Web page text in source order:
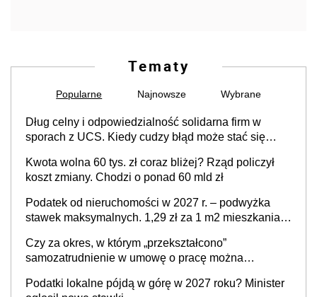
Tematy
Popularne Najnowsze Wybrane
Dług celny i odpowiedzialność solidarna firm w
sporach z UCS. Kiedy cudzy błąd może stać się
Kwota wolna 60 tys. zł coraz bliżej? Rząd policzył
koszt zmiany. Chodzi o ponad 60 mld zł
Podatek od nieruchomości w 2027 r. – podwyżka
stawek maksymalnych. 1,29 zł za 1 m2 mieszkania,
prowadzeniem działalności gospodarczej
Czy za okres, w którym „przekształcono”
samozatrudnienie w umowę o pracę można
cywilnoprawnej jedynym racjonalnym wyjściem
Podatki lokalne pójdą w górę w 2027 roku? Minister